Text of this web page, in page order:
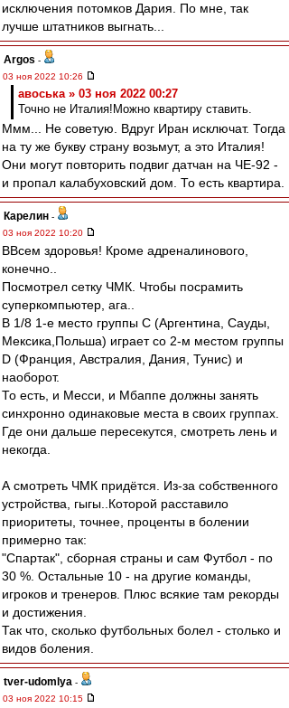
исключения потомков Дария. По мне, так
лучше штатников выгнать...
Argos -
03 ноя 2022 10:26
авоська » 03 ноя 2022 00:27
Точно не Италия!Можно квартиру ставить.
Ммм... Не советую. Вдруг Иран исключат. Тогда
на ту же букву страну возьмут, а это Италия!
Они могут повторить подвиг датчан на ЧЕ-92 -
и пропал калабуховский дом. То есть квартира.
Карелин -
03 ноя 2022 10:20
ВВсем здоровья! Кроме адреналинового,
конечно..
Посмотрел сетку ЧМК. Чтобы посрамить
суперкомпьютер, ага..
В 1/8 1-е место группы С (Аргентина, Сауды,
Мексика,Польша) играет со 2-м местом группы
D (Франция, Австралия, Дания, Тунис) и
наоборот.
То есть, и Месси, и Мбаппе должны занять
синхронно одинаковые места в своих группах.
Где они дальше пересекутся, смотреть лень и
некогда.
А смотреть ЧМК придётся. Из-за собственного
устройства, гыгы..Которой расставило
приоритеты, точнее, проценты в болении
примерно так:
"Спартак", сборная страны и сам Футбол - по
30 %. Остальные 10 - на другие команды,
игроков и тренеров. Плюс всякие там рекорды
и достижения.
Так что, сколько футбольных болел - столько и
видов боления.
tver-udomlya -
03 ноя 2022 10:15